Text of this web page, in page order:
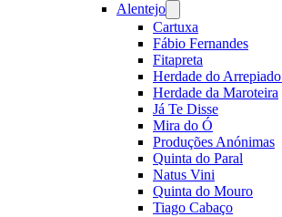
Alentejo
menu
Cartuxa
Fábio Fernandes
Fitapreta
Herdade do
Herdade da Maroteira
Já Te Disse
Mira do Ó
Produções Anónimas
Quinta do Paral
Natus Vini
Quinta do Mouro
Tiago Cabaço